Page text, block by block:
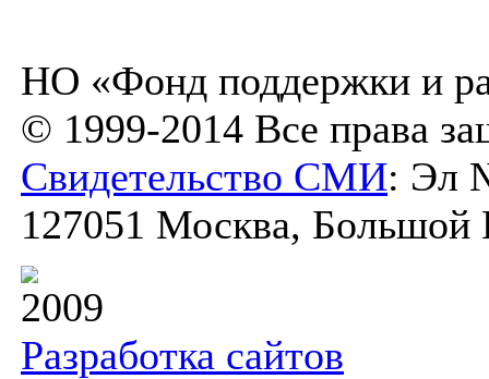
НО «Фонд поддержки и
© 1999-2014 Все права
Свидетельство СМИ: Эл
127051 Москва, Большой
2009
Разработка сайтов